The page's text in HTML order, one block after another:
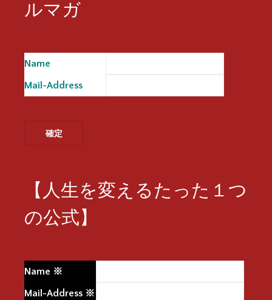
ルマガ
Name
Mail-Address
【人生を変えるたった１つ
の公式】
Name ※
Mail-Address ※